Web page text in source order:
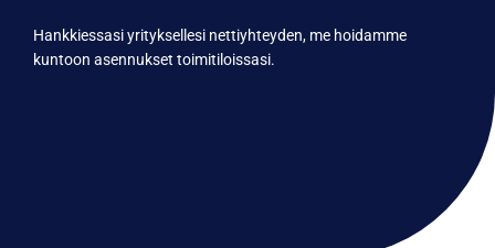
Hankkiessasi yrityksellesi nettiyhteyden, me hoidamme
kuntoon asennukset toimitiloissasi.